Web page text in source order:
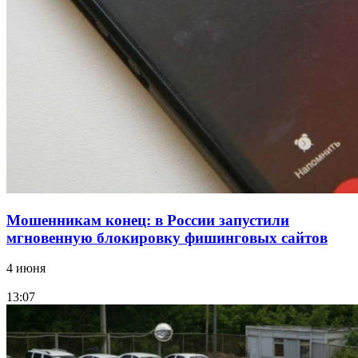
Волгоградские компании нарастили экспорт:
заключены контракты на 3,6 млн долларов
Мошенникам конец: в России запустили
мгновенную блокировку фишинговых сайтов
4 июня
13:07